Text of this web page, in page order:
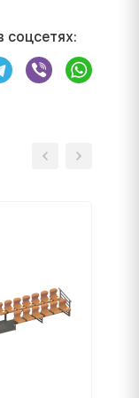
соцсетях: